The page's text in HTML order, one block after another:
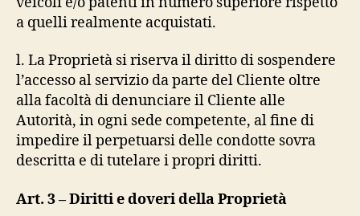
a quelli realmente acquistati.
l. La Proprietà si riserva il diritto di sospendere
l’accesso al servizio da parte del Cliente oltre
alla facoltà di denunciare il Cliente alle
Autorità, in ogni sede competente, al fine di
impedire il perpetuarsi delle condotte sovra
descritta e di tutelare i propri diritti.
Art. 3 – Diritti e doveri della Proprietà